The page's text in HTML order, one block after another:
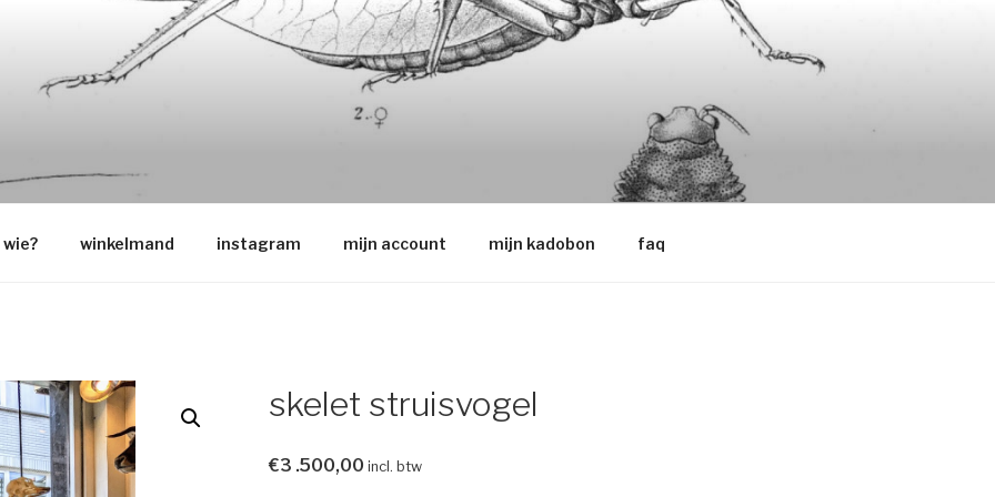
wie? winkelmand instagram mijn account mijn kadobon faq
skelet struisvogel
€3 .500,00 incl. btw